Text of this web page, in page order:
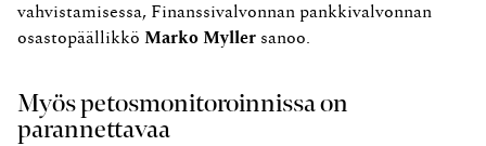
vahvistamisessa, Finanssivalvonnan pankkivalvonnan
osastopäällikkö Marko Myller sanoo.
Myös petosmonitoroinnissa on
parannettavaa